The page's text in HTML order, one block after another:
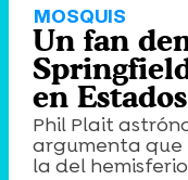
MOSQUIS
Un fan
en
Phil Plait
argumenta que
la del